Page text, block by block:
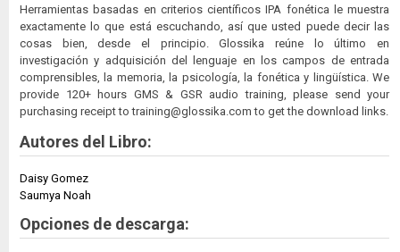
Herramientas basadas en criterios científicos IPA fonética le muestra
exactamente lo que está escuchando, así que usted puede decir las
cosas bien, desde el principio. Glossika reúne lo último en
investigación y adquisición del lenguaje en los campos de entrada
comprensibles, la memoria, la psicología, la fonética y lingüística. We
provide 120+ hours GMS & GSR audio training, please send your
purchasing receipt totraining@glossika.com to get the download links.
Autores del Libro:
Daisy Gomez
Saumya Noah
Opciones de descarga: